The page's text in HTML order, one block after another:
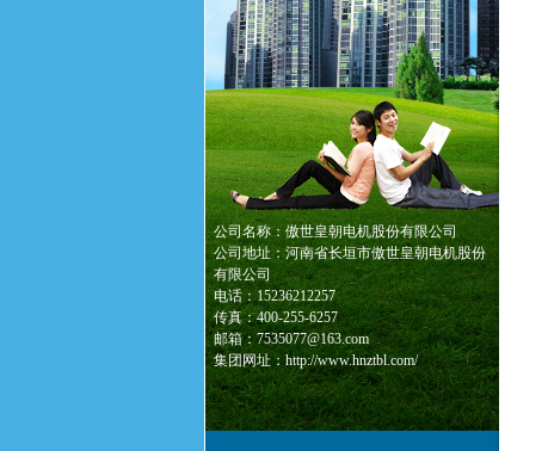
公司名称：傲世皇朝电机股份有限公司
公司地址：河南省长垣市傲世皇朝电机股份
有限公司
电话：15236212257
传真：400-255-6257
邮箱：7535077@163.com
集团网址：http://www.hnztbl.com/